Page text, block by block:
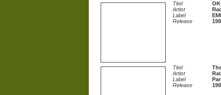
Titel
Artist
Label
Release
Titel
Artist
Label
Release